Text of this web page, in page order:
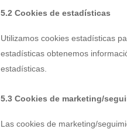
5.2 Cookies de estadísticas
Utilizamos cookies estadísticas
estadísticas obtenemos
estadísticas.
5.3 Cookies de marketing/
Las cookies de marketing/